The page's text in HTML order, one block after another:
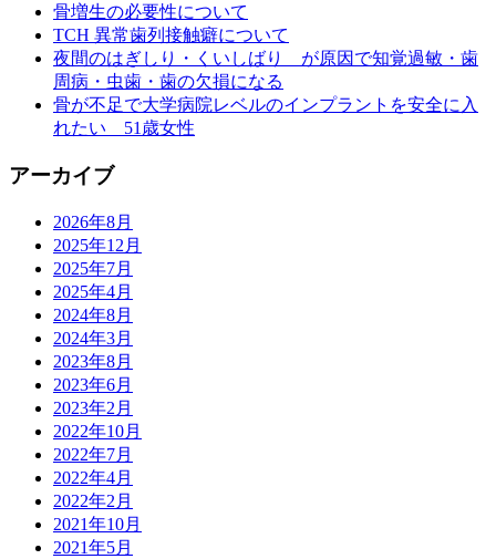
骨増生の必要性について
TCH 異常歯列接触癖について
夜間のはぎしり・くいしばり が原因で知覚過敏・歯
周病・虫歯・歯の欠損になる
骨が不足で大学病院レベルのインプラントを安全に入
れたい 51歳女性
アーカイブ
2026年8月
2025年12月
2025年7月
2025年4月
2024年8月
2024年3月
2023年8月
2023年6月
2023年2月
2022年10月
2022年7月
2022年4月
2022年2月
2021年10月
2021年5月